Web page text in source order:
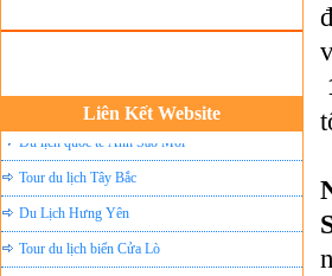
Liên Kết Website
Du lịch quốc tế Ánh Sao Mới
Tour du lịch Tây Bắc
Du Lịch Hưng Yên
Tour du lịch biển Cửa Lò
Tour du lịch Đà Nẵng